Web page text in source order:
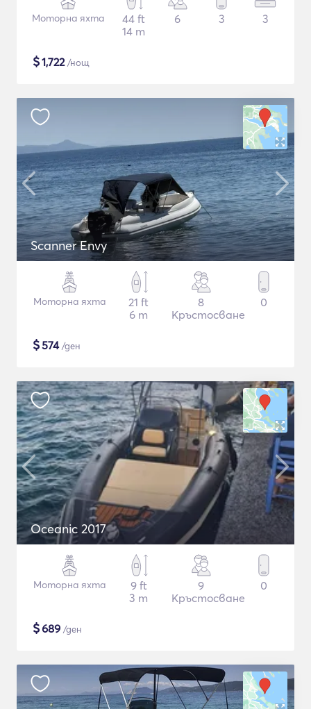
Моторна яхта
44 ft
14 m
6 3 3
$1,722/нощ
Scanner Envy
Моторна яхта
21 ft
6 m
8
Кръстосване
0
$574/ден
Oceanic 2017
Моторна яхта
9 ft
3 m
9
Кръстосване
0
$689 /ден